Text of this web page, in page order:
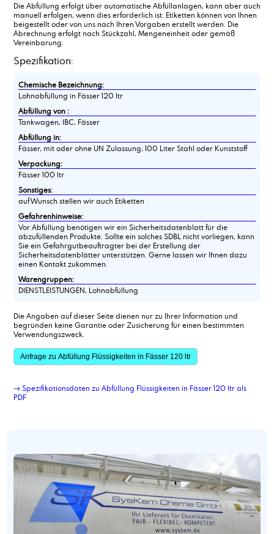
Anisaldehyd
Antichlor
Äpfelsäure
Ascorbinsäure
Ätzkali in Schuppen
Ätznatron in Schuppen
Azelainsäure
Die Abfüllung erfolgt über automatische Abfüllanlagen, kann aber auch
manuell erfolgen, wenn dies erforderlich ist. Etiketten können von Ihnen
beigestellt oder von uns nach Ihren Vorgaben erstellt werden. Die
Abrechnung erfolgt nach Stückzahl, Mengeneinheit oder gemäß
Vereinbarung.
Spezifikation:
Chemische Bezeichnung:
Lohnabfüllung in Fässer 120 ltr
Abfüllung von :
Tankwagen, IBC, Fässer
Abfüllung in:
Fässer, mit oder ohne UN Zulassung, 100 Liter Stahl oder Kunststoff
Verpackung:
Fässer 100 ltr
Sonstiges:
auf Wunsch stellen wir auch Etiketten
Gefahrenhinweise:
Vor Abfüllung benötigen wir ein Sicherheitsdatenblatt für die
abzufüllenden Produkte. Sollte ein solches SDBL nicht vorliegen, kann
Sie ein Gefahrgutbeauftragter bei der Erstellung der
Sicherheitsdatenblätter unterstützen. Gerne lassen wir Ihnen dazu
einen Kontakt zukommen.
Warengruppen:
DIENSTLEISTUNGEN, Lohnabfüllung
Die Angaben auf dieser Seite dienen nur zu Ihrer Information und
begründen keine Garantie oder Zusicherung für einen bestimmten
Verwendungszweck.
Anfrage zu Abfüllung Flüssigkeiten in Fässer 120 ltr
→ Spezifikationsdaten zu Abfüllung Flüssigkeiten in Fässer 120 ltr als
PDF